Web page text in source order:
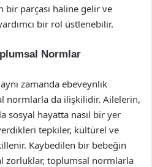
bir parçası haline gelir ve
bir rol üstlenebilir.
Normlar
zamanda ebeveynlik
normlarla da ilişkilidir. Ailelerin,
sosyal hayatta nasıl bir yer
tepkiler, kültürel ve
Kaybedilen bir bebeğin
zorluklar, toplumsal normlarla